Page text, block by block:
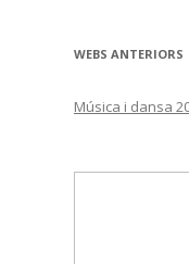
WEBS ANTERIORS
Música i dansa